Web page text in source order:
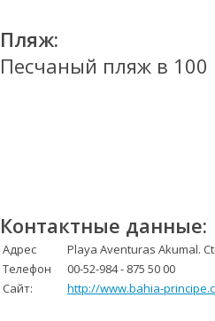
Пляж:
Песчаный пляж в 100
Контактные данные:
Адрес
Playa Aventuras Akumal.
Телефон
00-52-984 - 875 50 00
Сайт:
http://www.bahia-